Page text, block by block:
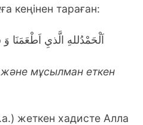
кеңінен тараған:
اَلْحَمْدُللهِ الَّذيِ اَطْعَمَنَا
және мұсылман еткен
жеткен хадисте Алла